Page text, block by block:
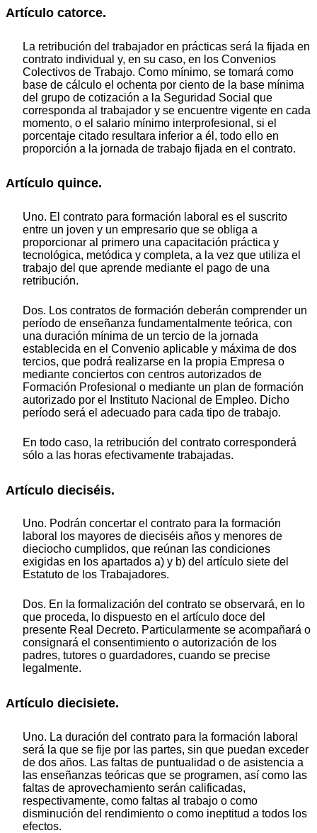
Artículo catorce.
La retribución del trabajador en prácticas será la fijada en
contrato individual y, en su caso, en los Convenios
Colectivos de Trabajo. Como mínimo, se tomará como
base de cálculo el ochenta por ciento de la base mínima
del grupo de cotización a la Seguridad Social que
corresponda al trabajador y se encuentre vigente en cada
momento, o el salario mínimo interprofesional, si el
porcentaje citado resultara inferior a él, todo ello en
proporción a la jornada de trabajo fijada en el contrato.
Artículo quince.
Uno. El contrato para formación laboral es el suscrito
entre un joven y un empresario que se obliga a
proporcionar al primero una capacitación práctica y
tecnológica, metódica y completa, a la vez que utiliza el
trabajo del que aprende mediante el pago de una
retribución.
Dos. Los contratos de formación deberán comprender un
período de enseñanza fundamentalmente teórica, con
una duración mínima de un tercio de la jornada
establecida en el Convenio aplicable y máxima de dos
tercios, que podrá realizarse en la propia Empresa o
mediante conciertos con centros autorizados de
Formación Profesional o mediante un plan de formación
autorizado por el Instituto Nacional de Empleo. Dicho
período será el adecuado para cada tipo de trabajo.
En todo caso, la retribución del contrato corresponderá
sólo a las horas efectivamente trabajadas.
Artículo dieciséis.
Uno. Podrán concertar el contrato para la formación
laboral los mayores de dieciséis años y menores de
dieciocho cumplidos, que reúnan las condiciones
exigidas en los apartados a) y b) del artículo siete del
Estatuto de los Trabajadores.
Dos. En la formalización del contrato se observará, en lo
que proceda, lo dispuesto en el artículo doce del
presente Real Decreto. Particularmente se acompañará o
consignará el consentimiento o autorización de los
padres, tutores o guardadores, cuando se precise
legalmente.
Artículo diecisiete.
Uno. La duración del contrato para la formación laboral
será la que se fije por las partes, sin que puedan exceder
de dos años. Las faltas de puntualidad o de asistencia a
las enseñanzas teóricas que se programen, así como las
faltas de aprovechamiento serán calificadas,
respectivamente, como faltas al trabajo o como
disminución del rendimiento o como ineptitud a todos los
efectos.